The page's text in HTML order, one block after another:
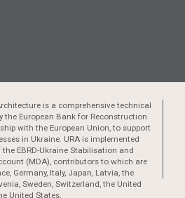
is a comprehensive technical
the European Bank for Reconstruction
with the European Union, to support
in Ukraine. URA is implemented
EBRD-Ukraine Stabilisation and
(MDA), contributors to which are
Germany, Italy, Japan, Latvia, the
Sweden, Switzerland, the United
United States,